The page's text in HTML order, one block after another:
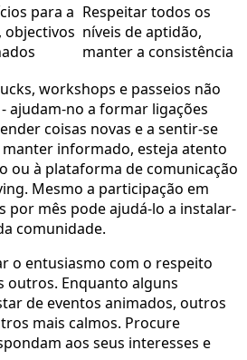
para a
objectivos
Respeitar todos os
níveis de aptidão,
manter a consistência
workshops e passeios não
ajudam-no a formar ligações
coisas novas e a sentir-se
manter informado, esteja atento
ou à plataforma de comunicação
Mesmo a participação em
por mês pode ajudá-lo a instalar-
comunidade.
o entusiasmo com o respeito
outros. Enquanto alguns
de eventos animados, outros
mais calmos. Procure
aos seus interesses e